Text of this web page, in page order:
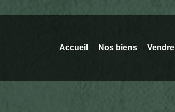
Accueil Nos biens Vendre